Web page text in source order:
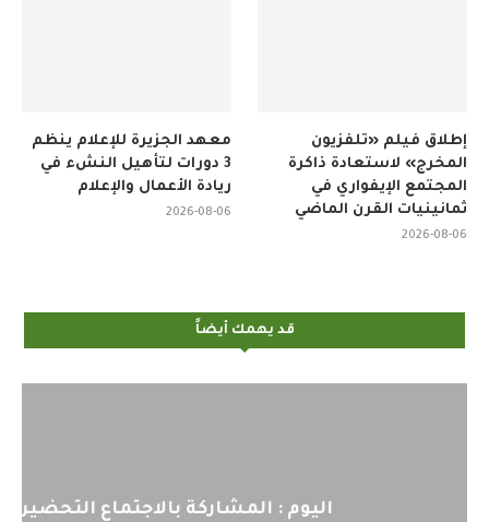
معهد الجزيرة للإعلام ينظم
3 دورات لتأهيل النشء في
ريادة الأعمال والإعلام
2026-08-06
إطلاق فيلم «تلفزيون
المخرج» لاستعادة ذاكرة
المجتمع الإيفواري في
ثمانينيات القرن الماضي
2026-08-06
قد يهمك أيضاً
اليوم : المشاركة بالاجتماع التحضيري